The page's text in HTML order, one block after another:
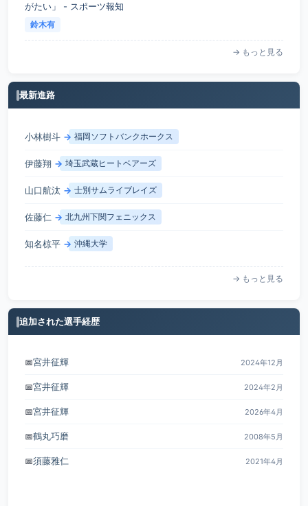
がたい」 - スポーツ報知
鈴木有
→ もっと見る
最新進路
小林樹斗 → 福岡ソフトバンクホークス
伊藤翔 → 埼玉武蔵ヒートベアーズ
山口航汰 → 士別サムライブレイズ
佐藤仁 → 北九州下関フェニックス
知名椋平 → 沖縄大学
→ もっと見る
追加された選手経歴
📅宮井征輝 2024年12月
📅宮井征輝 2024年2月
📅宮井征輝 2026年4月
📅鶴丸巧磨 2008年5月
📅須藤雅仁 2021年4月